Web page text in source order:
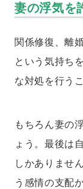
妻の浮気を
関係修復、離
という気持ち
な対処を行う
もちろん妻の
ょう。最後は
しかありませ
う感情の支配